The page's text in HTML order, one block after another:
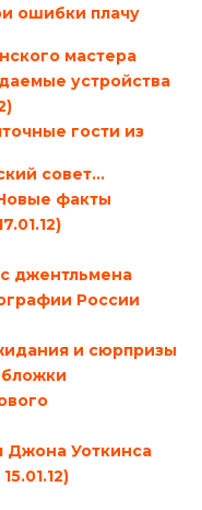
ошибки плачу
мастера
устройства
гости из
совет…
факты
джентльмена
России
и сюрпризы
Джона Уоткинса